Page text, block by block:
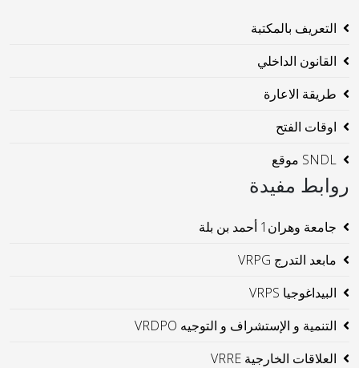
التعريف بالمكتبة
القانون الداخلي
طريقة الاعارة
اوقات الفتح
SNDL موقع
روابط مفيدة
جامعة وهران1 أحمد بن بلة
مابعد التدرج VRPG
البيداغوجيا VRPS
التنمية و الإستشراف و التوجيه VRDPO
العلاقات الخارجية VRRE